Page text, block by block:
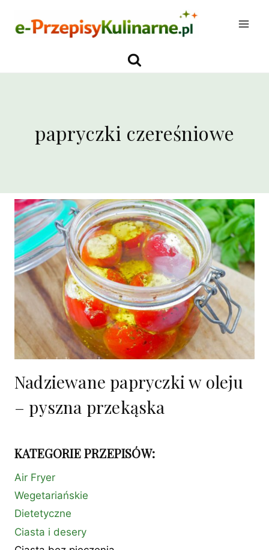
papryczki czereśniowe
Nadziewane papryczki w oleju
– pyszna przekąska
KATEGORIE PRZEPISÓW:
Air Fryer
Wegetariańskie
Dietetyczne
Ciasta i desery